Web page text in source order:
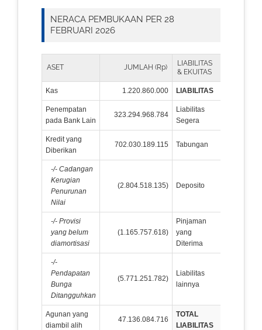
NERACA PEMBUKAAN PER 28
FEBRUARI 2026
ASET JUMLAH (Rp)
LIABILITAS
& EKUITAS
Kas 1.220.860.000 LIABILITAS
Penempatan
pada Bank Lain
323.294.968.784
Liabilitas
Segera
Kredit yang
Diberikan
702.030.189.115 Tabungan
-/- Cadangan
Kerugian
Penurunan
Nilai
(2.804.518.135) Deposito
-/- Provisi
yang belum
diamortisasi
(1.165.757.618)
Pinjaman
yang
Diterima
-/-
Pendapatan
Bunga
Ditangguhkan
(5.771.251.782)
Liabilitas
lainnya
Agunan yang
diambil alih
47.136.084.716
TOTAL
LIABILITAS